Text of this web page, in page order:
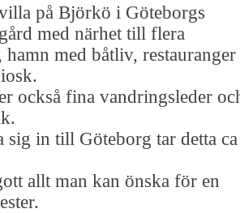
på Björkö i Göteborgs
med närhet till flera
hamn med båtliv, restauranger
också fina vandringsleder
sig in till Göteborg tar detta ca
allt man kan önska för en